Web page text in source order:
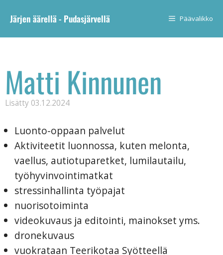
Järjen äärellä - Pudasjärvellä Päävalikko
Matti Kinnunen
Lisätty 03.12.2024
Luonto-oppaan palvelut
Aktiviteetit luonnossa, kuten melonta,
vaellus, autiotuparetket, lumilautailu,
työhyvinvointimatkat
stressinhallinta työpajat
nuorisotoiminta
videokuvaus ja editointi, mainokset yms.
dronekuvaus
vuokrataan Teerikotaa Syötteellä